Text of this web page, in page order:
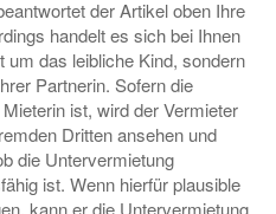
der Artikel oben Ihre
handelt es sich bei Ihnen
um das leibliche Kind, sondern
Partnerin. Sofern die
ist, wird der Vermieter
Dritten ansehen und
die Untervermietung
ist. Wenn hierfür plausible
kann er die Untervermietung